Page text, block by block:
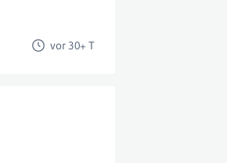
vor 30+ T